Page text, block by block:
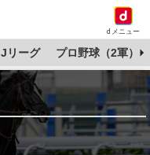
dメニュー
Jリーグ プロ野球（2軍）